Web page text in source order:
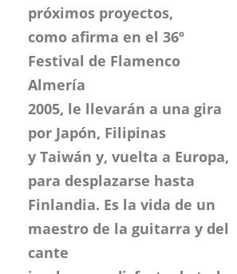
próximos proyectos,
como afirma en el 36º
Festival de Flamenco
Almería
2005, le llevarán a una gira
por Japón, Filipinas
y Taiwán y, vuelta a Europa,
para desplazarse hasta
Finlandia. Es la vida de un
maestro de la guitarra y del
cante